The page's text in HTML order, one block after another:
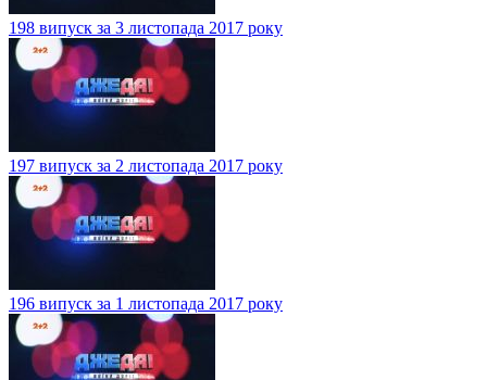
198 випуск за 3 листопада 2017 року
197 випуск за 2 листопада 2017 року
196 випуск за 1 листопада 2017 року